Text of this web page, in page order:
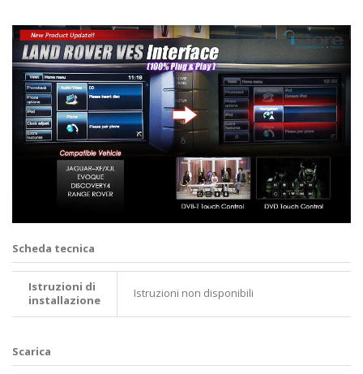
Scheda tecnica
Istruzioni di
installazione
Istruzioni non disponibili
Scarica